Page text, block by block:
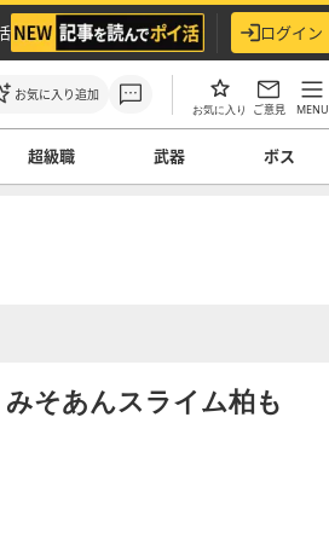
ログイン
お気に入り追加
お気に入り ご意見 MENU
超級職 武器 ボス
そあんスライム柏も